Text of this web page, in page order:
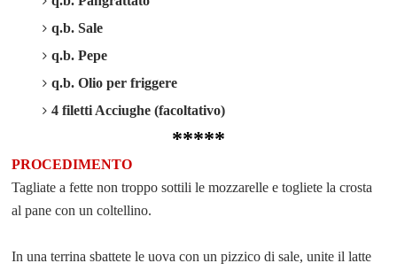
q.b. Sale
q.b. Pepe
q.b. Olio per friggere
4 filetti Acciughe (facoltativo)
*****
PROCEDIMENTO
Tagliate a fette non troppo sottili le mozzarelle e togliete la crosta
al pane con un coltellino.
In una terrina sbattete le uova con un pizzico di sale, unite il latte